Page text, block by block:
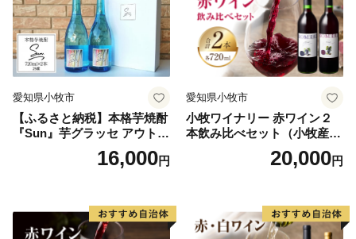
愛知県小牧市
【ふるさと納税】本格芋焼酎
『Sun』芋グラッセ アウトド
ア ソロキャンプ ベランピン
グ 巣ごもり 就労支援16,000円
愛知県小牧市
小牧ワイナリー 赤ワイン２
本飲み比べセット（小牧産ぶ
どう100％使用）20,000円